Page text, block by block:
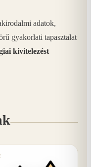
adatok,
gyakorlati tapasztalat
kivitelezést